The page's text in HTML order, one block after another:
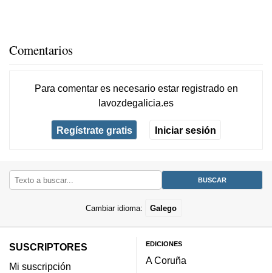
Comentarios
Para comentar es necesario estar registradoen
lavozdegalicia.es
Regístrate gratis Iniciar sesión
Cambiar idioma: Galego
SUSCRIPTORES
Mi suscripción
EDICIONES
A Coruña